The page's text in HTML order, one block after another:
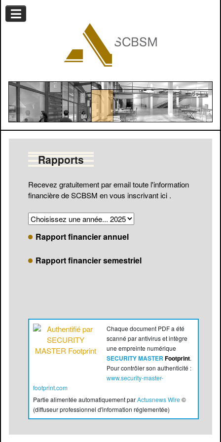
Rapports
Recevez gratuitement par email toute l'information
financière de SCBSM en vous inscrivant ici .
Rapport financier annuel
Rapport financier semestriel
Chaque document PDF a été
scanné par antivirus et intègre
une empreinte numérique
SECURITY MASTER Footprint.
Pour contrôler son authenticité :
www.security-master-
footprint.com
Partie alimentée automatiquement parActusnews Wire©
(diffuseur professionnel d'information réglementée)